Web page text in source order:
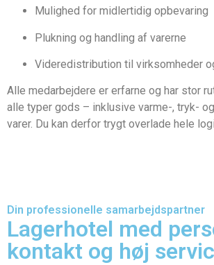
Mulighed for midlertidig opbevaring
Plukning og handling af varerne
Videredistribution til virksomheder
Alle medarbejdere er erfarne og har stor
alle typer gods – inklusive varme-, tryk-
varer. Du kan derfor trygt overlade hele
Din professionelle samarbejdspartner
Lagerhotel med
kontakt og høj